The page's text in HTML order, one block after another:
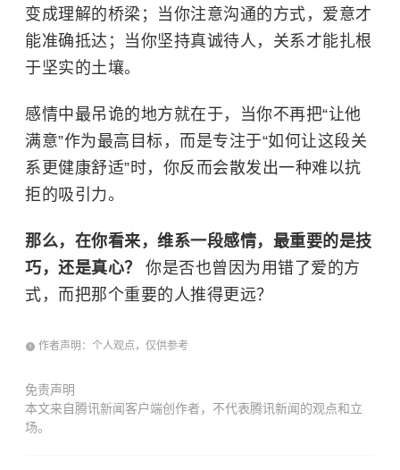
变成理解的桥梁；当你注意沟通的方式，爱意才
能准确抵达；当你坚持真诚待人，关系才能扎根
于坚实的土壤。
感情中最吊诡的地方就在于，当你不再把“让他
满意”作为最高目标，而是专注于“如何让这段关
系更健康舒适”时，你反而会散发出一种难以抗
拒的吸引力。
那么，在你看来，维系一段感情，最重要的是技
巧，还是真心？ 你是否也曾因为用错了爱的方
式，而把那个重要的人推得更远？
作者声明：个人观点，仅供参考
免责声明
本文来自腾讯新闻客户端创作者，不代表腾讯新闻的观点和立
场。